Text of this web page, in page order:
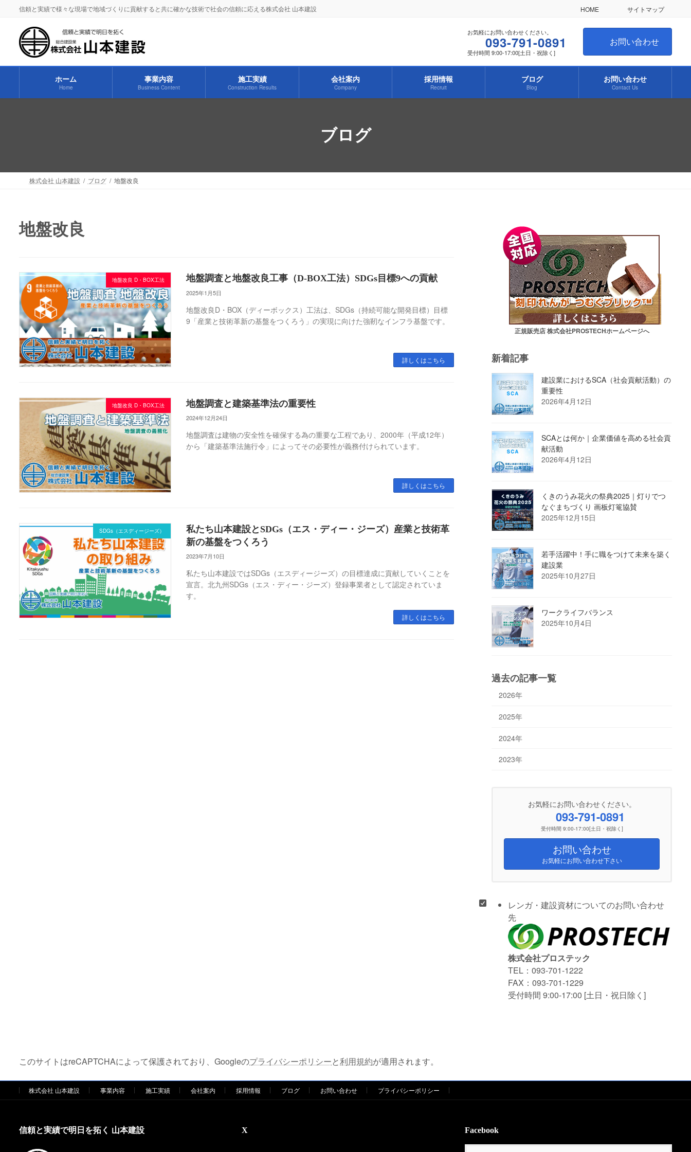
へ
ョ
信頼と実績で様々な現場で地域づくりに貢献すると共に確かな技術で社会の信頼に応える株式会社 山本建設 HOME サイトマップ
お気軽にお問い合わせください。
093-791-0891
受付時間 9:00-17:00[土日・祝除く]
お問い合わせ
ホーム
Home
事業内容
Business Content
施工実績
Construction Results
会社案内
Company
採用情報
Recruit
ブログ
Blog
お問い合わせ
Contact Us
ブログ
株式会社 山本建設 ブログ 地盤改良
地盤改良
地盤改良 D・BOX工法 地盤調査と地盤改良工事（D-BOX工法）SDGs目標9への貢献
2025年1月5日
地盤改良D・BOX（ディーボックス）工法は、SDGs（持続可能な開発目標）目標
9「産業と技術革新の基盤をつくろう」の実現に向けた強靭なインフラ基盤です。
詳しくはこちら
地盤改良 D・BOX工法 地盤調査と建築基準法の重要性
2024年12月24日
地盤調査は建物の安全性を確保する為の重要な工程であり、2000年（平成12年）
から「建築基準法施行令」によってその必要性が義務付けられています。
詳しくはこちら
SDGs（エスディージーズ）
私たち山本建設とSDGs（エス・ディー・ジーズ）産業と技術革
新の基盤をつくろう
2023年7月10日
私たち山本建設ではSDGs（エスディージーズ）の目標達成に貢献していくことを
宣言。北九州SDGs（エス・ディー・ジーズ）登録事業者として認定されていま
す。
詳しくはこちら
正規販売店 株式会社PROSTECHホームページへ
新着記事
建設業におけるSCA（社会貢献活動）の
重要性
2026年4月12日
SCAとは何か｜企業価値を高める社会貢
献活動
2026年4月12日
くきのうみ花火の祭典2025｜灯りでつ
なぐまちづくり 画板灯篭協賛
2025年12月15日
若手活躍中！手に職をつけて未来を築く
建設業
2025年10月27日
ワークライフバランス
2025年10月4日
過去の記事一覧
2026年
2025年
2024年
2023年
お気軽にお問い合わせください。
093-791-0891
受付時間 9:00-17:00[土日・祝除く]
お問い合わせ
お気軽にお問い合わせ下さい
レンガ・建設資材についてのお問い合わせ
先
株式会社プロステック
TEL：093-701-1222
FAX：093-701-1229
受付時間 9:00-17:00 [土日・祝日除く]
このサイトはreCAPTCHAによって保護されており、Googleのプライバシーポリシーと利用規約が適用されます。
株式会社 山本建設 事業内容 施工実績 会社案内 採用情報 ブログ お問い合わせ プライバシーポリシー
信頼と実績で明日を拓く 山本建設 X Facebook